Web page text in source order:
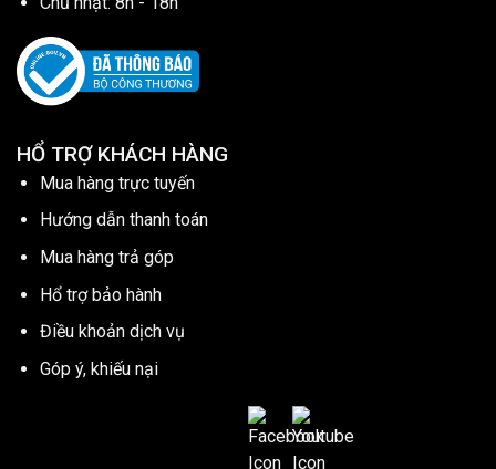
HỔ TRỢ KHÁCH HÀNG
Mua hàng trực tuyến
Hướng dẫn thanh toán
Mua hàng trả góp
Hổ trợ bảo hành
Điều khoản dịch vụ
Góp ý, khiếu nại